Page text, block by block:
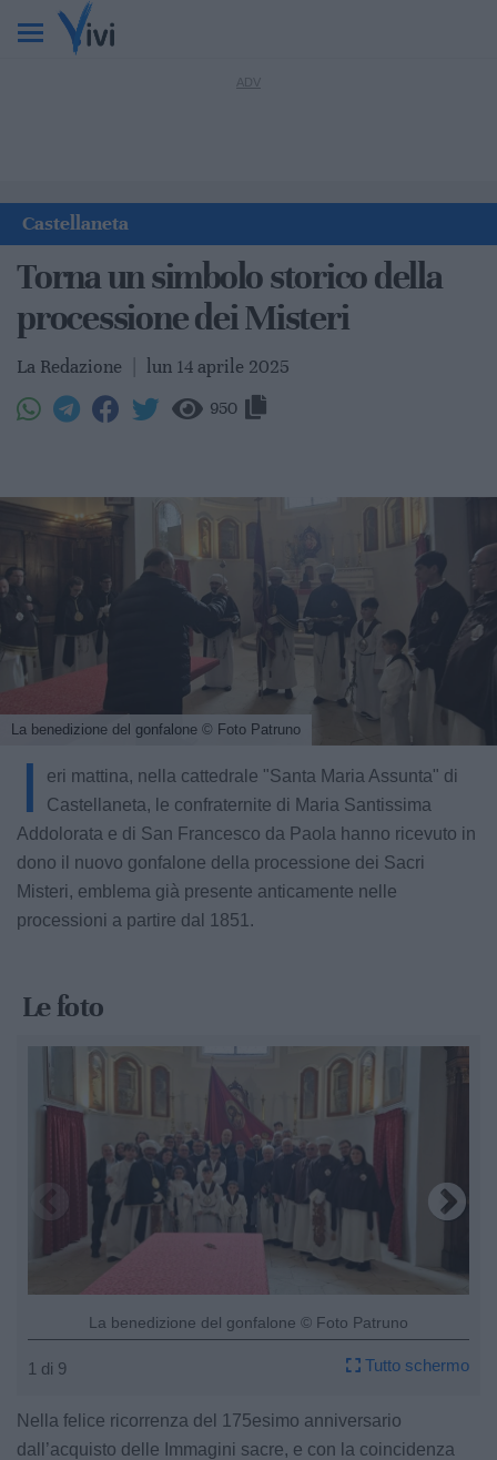
Castellaneta
Torna un simbolo storico della
processione dei Misteri
La Redazione lun 14 aprile 2025
950
La benedizione del gonfalone © Foto Patruno
I
eri mattina, nella cattedrale "Santa Maria Assunta" di
Castellaneta, le confraternite di Maria Santissima
Addolorata e di San Francesco da Paola hanno ricevuto in
dono il nuovo gonfalone della processione dei Sacri
Misteri, emblema già presente anticamente nelle
processioni a partire dal 1851.
Le foto
La benedizione del gonfalone © Foto Patruno
1 di 9 Tutto schermo
Nella felice ricorrenza del 175esimo anniversario
dall’acquisto delle Immagini sacre, e con la coincidenza